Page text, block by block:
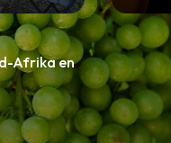
Afrika en